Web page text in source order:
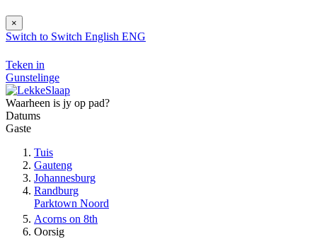
×
Switch to Switch English ENG
Teken in
Gunstelinge
Waarheen is jy op pad?
Datums
Gaste
Tuis
Gauteng
Johannesburg
Randburg
Parktown Noord
Acorns on 8th
Oorsig